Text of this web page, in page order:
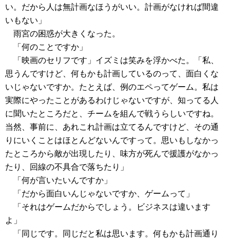
い。だから人は無計画なほうがいい。計画がなければ間違
いもない」
雨宮の困惑が大きくなった。
「何のことですか」
「映画のセリフです」イズミは笑みを浮かべた。「私、
思うんですけど、何もかも計画しているのって、面白くな
いじゃないですか。たとえば、例のエペってゲーム。私は
実際にやったことがあるわけじゃないですが、知ってる人
に聞いたところだと、チームを組んで戦うらしいですね。
当然、事前に、あれこれ計画は立てるんですけど、その通
りにいくことはほとんどないんですって。思いもしなかっ
たところから敵が出現したり、味方が死んで援護がなかっ
たり、回線の不具合で落ちたり」
「何が言いたいんですか」
「だから面白いんじゃないですか、ゲームって」
「それはゲームだからでしょう。ビジネスは違います
よ」
「同じです。同じだと私は思います。何もかも計画通り